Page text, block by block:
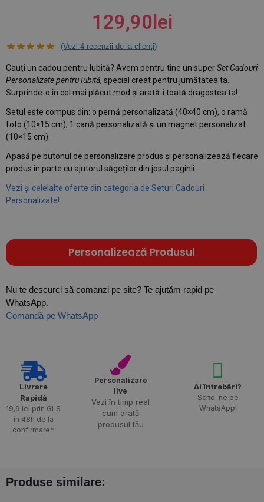
129,90lei
(Vezi4 recenzii de la clienți)
Cauți un cadou pentru Iubită? Avem pentru tine un superSet Cadouri
Personalizate pentru Iubită, special creat pentru jumătatea ta.
Surprinde-o în cel mai plăcut mod și arată-i toată dragostea ta!
Setul este compus din: o pernă personalizată (40×40 cm), o ramă
foto (10×15 cm), 1 cană personalizată și un magnet personalizat
(10×15 cm).
Apasă pe butonul de personalizare produs și personalizează fiecare
produs în parte cu ajutorul săgeților din josul paginii.
Vezi și celelalte oferte din categoria de Seturi Cadouri
Personalizate!
Personalizează Produsul
Nu te descurci să comanzi pe site? Te ajutăm rapid pe
WhatsApp.
Comandă pe WhatsApp
Livrare
Rapidă​
19,9 lei prin GLS
în 48h de la
confirmare*
Personalizare
live
Vezi în timp real
cum arată
produsul tău
Ai întrebări?
Scrie-ne pe
WhatsApp!
Produse similare: